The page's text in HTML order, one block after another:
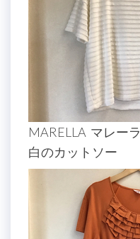
MARELLA マレーラ
白のカットソー